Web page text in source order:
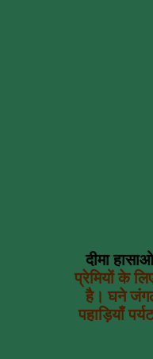
दीमा
प्रेमियों के
है। घने
पहाड़ियाँ